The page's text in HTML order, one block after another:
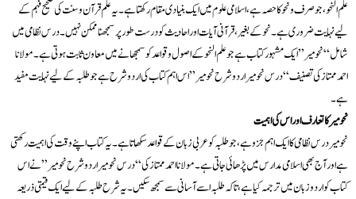
علم النحو، جو صرف و نحو کا حصہ ہے، اسلامی علوم میں ایک بنیادی مقام رکھتا ہے۔ یہ علم قرآن و سنت کی صحیح فہم کے
لیے نہایت ضروری ہے۔ نحو کے بغیر، قرآنی آیات اور احادیث کو درست طور پر سمجھنا ممکن نہیں۔ درس نظامی میں
شامل “نحومیر” ایک مشہور کتاب ہے جو علم النحو کے اصول و قواعد کو سمجھانے میں معاون ثابت ہوتی ہے۔ مولانا
احمد ممتاز کی تصنیف “درس نحومیر اردو شرح نحومیر” اس اہم کتاب کی اردو شرح ہے جو طلبہ کے لیے نہایت مفید
ہے۔
نحومیر کا تعارف اور اس کی اہمیت
نحومیر درس نظامی کا ایک اہم جزو ہے، جو طلبہ کو عربی زبان کے قواعد سکھاتا ہے۔ یہ کتاب اپنے وقت کی اہمیت رکھتی
ہے اور آج بھی اسلامی مدارس میں پڑھائی جاتی ہے۔ مولانا احمد ممتاز کی “درس نحومیر اردو شرح نحومیر” نے اس
کتاب کو اردو زبان میں ترجمہ کیا ہے، تاکہ طلبہ اسے آسانی سے سمجھ سکیں۔ یہ شرح طلبہ کے لیے ایک قیمتی ذریعہ